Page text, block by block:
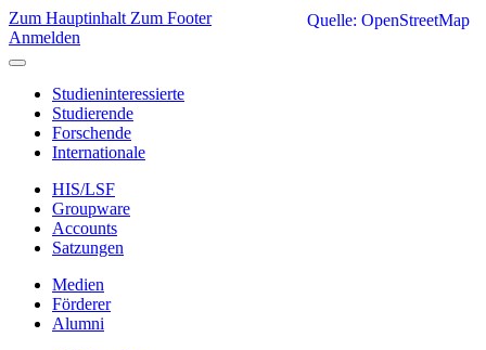
Zum Hauptinhalt Zum Footer
Anmelden
Studieninteressierte
Studierende
Forschende
Internationale
HIS/LSF
Groupware
Accounts
Satzungen
Medien
Förderer
Alumni
Quelle: OpenStreetMap